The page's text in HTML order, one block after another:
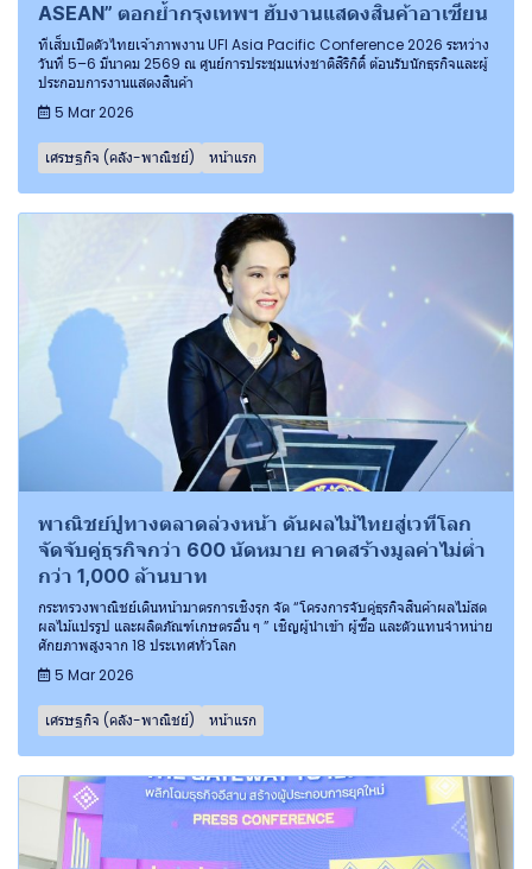
ASEAN” ตอกย้ำกรุงเทพฯ ฮับงานแสดงสินค้าอาเซียน
ทีเส็บเปิดตัวไทยเจ้าภาพงาน UFI Asia Pacific Conference 2026 ระหว่าง
วันที่ 5–6 มีนาคม 2569 ณ ศูนย์การประชุมแห่งชาติสิริกิติ์ ต้อนรับนักธุรกิจและผู้
ประกอบการงานแสดงสินค้า
5 Mar 2026
เศรษฐกิจ (คลัง-พาณิชย์) หน้าแรก
พาณิชย์ปูทางตลาดล่วงหน้า ดันผลไม้ไทยสู่เวทีโลก
จัดจับคู่ธุรกิจกว่า 600 นัดหมาย คาดสร้างมูลค่าไม่ต่ำ
กว่า 1,000 ล้านบาท
กระทรวงพาณิชย์เดินหน้ามาตรการเชิงรุก จัด “โครงการจับคู่ธุรกิจสินค้าผลไม้สด
ผลไม้แปรรูป และผลิตภัณฑ์เกษตรอื่น ๆ ” เชิญผู้นำเข้า ผู้ซื้อ และตัวแทนจำหน่าย
ศักยภาพสูงจาก 18 ประเทศทั่วโลก
5 Mar 2026
เศรษฐกิจ (คลัง-พาณิชย์) หน้าแรก